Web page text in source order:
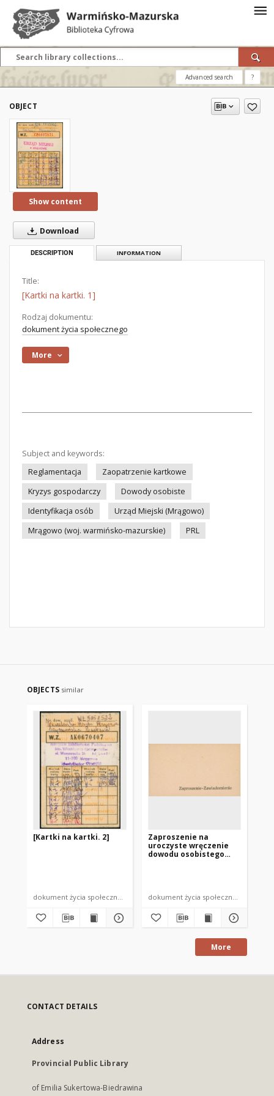
Advanced search ?
OBJECT
Show content
Download
DESCRIPTION INFORMATION
Title:
[Kartki na kartki. 1]
Rodzaj dokumentu:
dokument życia społecznego
More
Subject and keywords:
Reglamentacja
Zaopatrzenie kartkowe
Kryzys gospodarczy
Dowody osobiste
Identyfikacja osób
Urząd Miejski (Mrągowo)
Mrągowo (woj. warmińsko-mazurskie)
PRL
OBJECTS similar
[Kartki na kartki. 2]
dokument życia społecznego
Zaproszenie na
uroczyste wręczenie
dowodu osobistego
dokument życia społecznego
More
CONTACT DETAILS
Address
Provincial Public Library
of Emilia Sukertowa-Biedrawina